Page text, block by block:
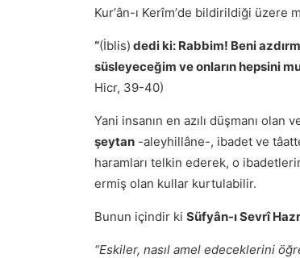
Kurʼân-ı Kerîmʼde bildirildiği üzere
“(İblis) dedi ki: Rabbim! Beni
süsleyeceğim ve onların hepsini
Hicr, 39-40)
Yani insanın en azılı düşmanı olan
şeytan -aleyhillâne-, ibadet ve
haramları telkin ederek, o
ermiş olan kullar kurtulabilir.
Bunun içindir ki Süfyân-ı Sevrî
“Eskiler, nasıl amel edeceklerini